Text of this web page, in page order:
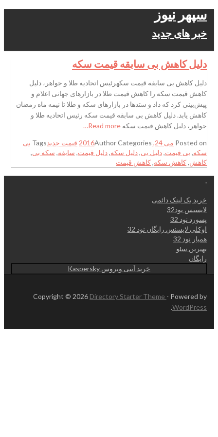
سپهر نیوز
خبر های جدید
دلیل کاهش بی سابقه قیمت سکه
دلیل کاهش بی سابقه قیمت سکهرئیس اتحادیه طلا و جواهر، دلیل
کاهش قیمت سکه را کاهش قیمت طلا در بازارهای جهانی اعلام و
پیش‌بینی کرد که داد و ستدها در بازارهای سکه و طلا تا نیمه ماه رمضان
کاهش یابد. دلیل کاهش بی سابقه قیمت سکه رئیس اتحادیه طلا و
جواهر، دلیل کاهش قیمت سکه
Posted on می 24, 2016 AuthorCategories قیمت جدیدTags بی
سکه, بی قیمت,دلیل بی,دلیل سکه,دلیل قیمت, سابقه, سکه بی,
کاهش,کاهش سکه,کاهش قیمت
.
خرید بک لینک دائمی
لایسنس نود32
پسورد نود 32
اوکلی لایسنس رایگان نود 32
همیار نود 32
بهترین سئو
رایگان
خرید آنتی ویروس Kaspersky
Copyright © 2026 Directory Starter Theme - Powered by
WordPress
.